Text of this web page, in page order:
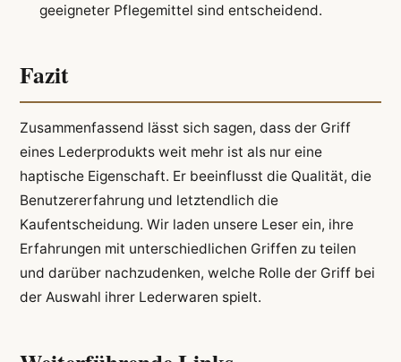
geeigneter Pflegemittel sind entscheidend.
Fazit
Zusammenfassend lässt sich sagen, dass der Griff
eines Lederprodukts weit mehr ist als nur eine
haptische Eigenschaft. Er beeinflusst die Qualität, die
Benutzererfahrung und letztendlich die
Kaufentscheidung. Wir laden unsere Leser ein, ihre
Erfahrungen mit unterschiedlichen Griffen zu teilen
und darüber nachzudenken, welche Rolle der Griff bei
der Auswahl ihrer Lederwaren spielt.